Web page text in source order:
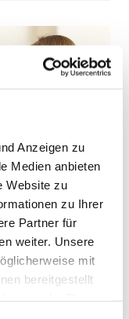
Anzeigen zu
Medien anbieten
Website zu
zu Ihrer
Partner für
weiter. Unsere
mit
bereitgestellt